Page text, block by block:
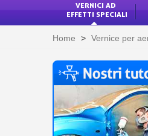
VERNICI AD
EFFETTI SPECIALI
Home > Vernice per